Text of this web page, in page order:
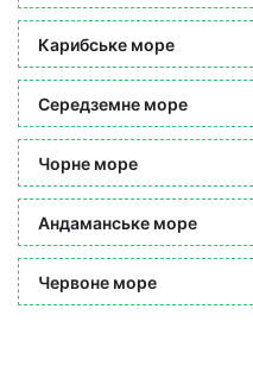
Карибське море
Середземне море
Чорне море
Андаманське море
Червоне море